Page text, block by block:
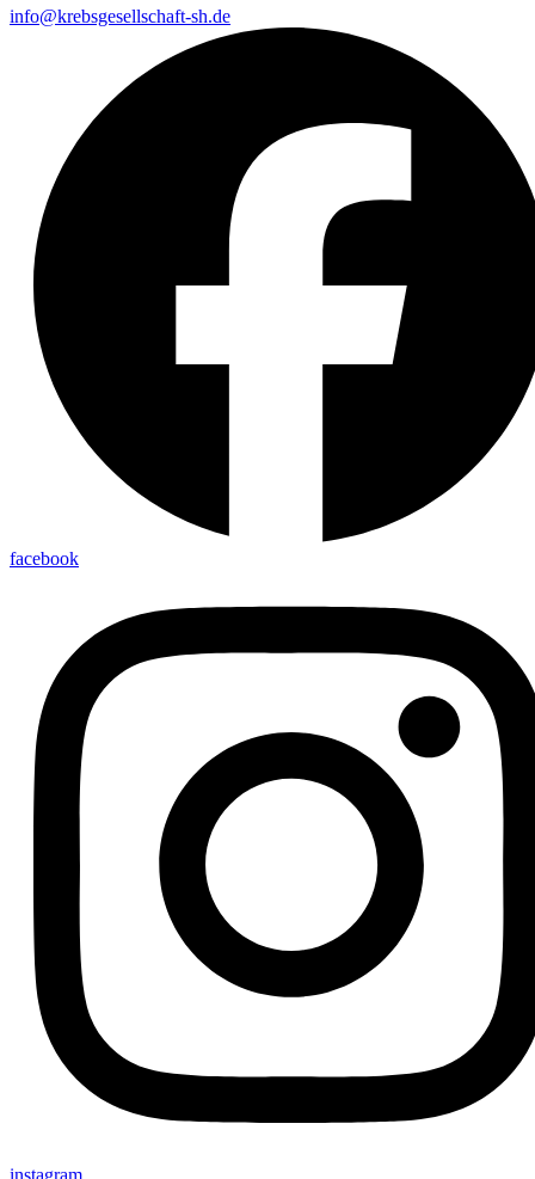
info@krebsgesellschaft-sh.de
facebook
instagram